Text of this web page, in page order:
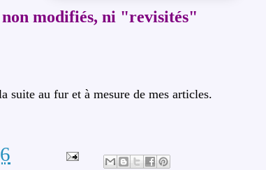
modifiés, ni "revisités"
suite au fur et à mesure de mes articles.